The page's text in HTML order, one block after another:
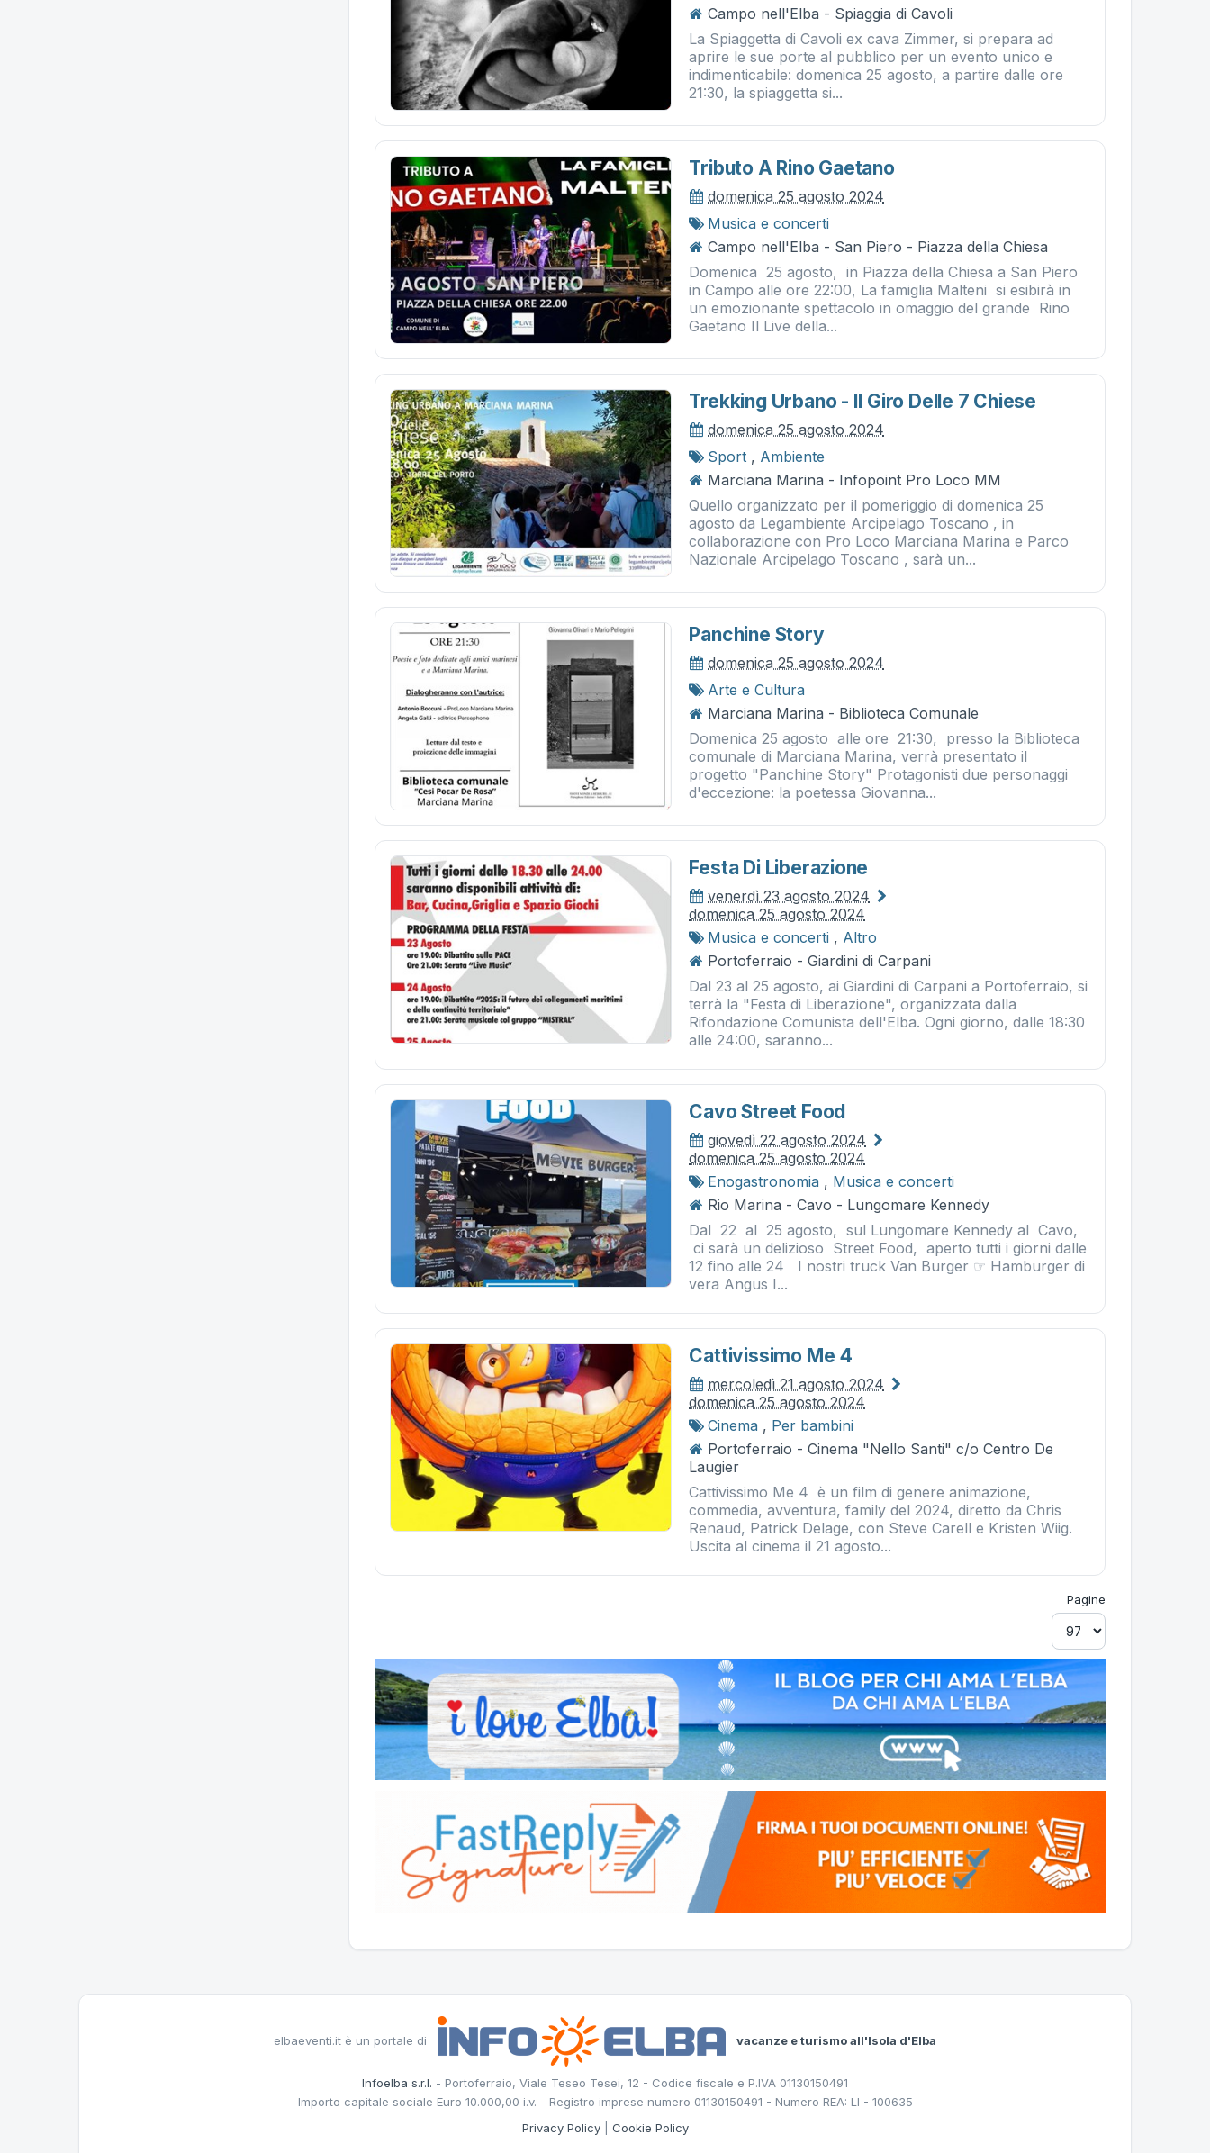
Campo nell'Elba - Spiaggia di Cavoli
La Spiaggetta di Cavoli ex cava Zimmer, si prepara ad
aprire le sue porte al pubblico per un evento unico e
indimenticabile: domenica 25 agosto, a partire dalle ore
21:30, la spiaggetta si...
Tributo A Rino Gaetano
domenica 25 agosto 2024
Musica e concerti
Campo nell'Elba - San Piero - Piazza della Chiesa
Domenica 25 agosto, in Piazza della Chiesa a San Piero
in Campo alle ore 22:00, La famiglia Malteni si esibirà in
un emozionante spettacolo in omaggio del grande Rino
Gaetano Il Live della...
Trekking Urbano - Il Giro Delle 7 Chiese
domenica 25 agosto 2024
Sport , Ambiente
Marciana Marina - Infopoint Pro Loco MM
Quello organizzato per il pomeriggio di domenica 25
agosto da Legambiente Arcipelago Toscano , in
collaborazione con Pro Loco Marciana Marina e Parco
Nazionale Arcipelago Toscano , sarà un...
Panchine Story
domenica 25 agosto 2024
Arte e Cultura
Marciana Marina - Biblioteca Comunale
Domenica 25 agosto alle ore 21:30, presso la Biblioteca
comunale di Marciana Marina, verrà presentato il
progetto "Panchine Story" Protagonisti due personaggi
d'eccezione: la poetessa Giovanna...
Festa Di Liberazione
venerdì 23 agosto 2024
domenica 25 agosto 2024
Musica e concerti , Altro
Portoferraio - Giardini di Carpani
Dal 23 al 25 agosto, ai Giardini di Carpani a Portoferraio, si
terrà la "Festa di Liberazione", organizzata dalla
Rifondazione Comunista dell'Elba. Ogni giorno, dalle 18:30
alle 24:00, saranno...
Cavo Street Food
giovedì 22 agosto 2024
domenica 25 agosto 2024
Enogastronomia , Musica e concerti
Rio Marina - Cavo - Lungomare Kennedy
Dal 22 al 25 agosto, sul Lungomare Kennedy al Cavo,
ci sarà un delizioso Street Food, aperto tutti i giorni dalle
12 fino alle 24 I nostri truck Van Burger ☞ Hamburger di
vera Angus I...
Cattivissimo Me 4
mercoledì 21 agosto 2024
domenica 25 agosto 2024
Cinema , Per bambini
Portoferraio - Cinema "Nello Santi" c/o Centro De
Laugier
Cattivissimo Me 4 è un film di genere animazione,
commedia, avventura, family del 2024, diretto da Chris
Renaud, Patrick Delage, con Steve Carell e Kristen Wiig.
Uscita al cinema il 21 agosto...
Pagine
elbaeventi.it è un portale di vacanze e turismo all'Isola d'Elba
Infoelba s.r.l. - Portoferraio, Viale Teseo Tesei, 12 - Codice fiscale e P.IVA 01130150491
Importo capitale sociale Euro 10.000,00 i.v. - Registro imprese numero 01130150491 - Numero REA: LI - 100635
Privacy Policy| Cookie Policy